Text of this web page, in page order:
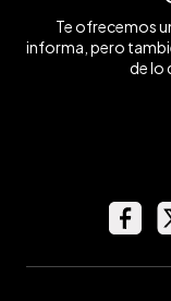
Te ofrecemos
informa, pero
de lo